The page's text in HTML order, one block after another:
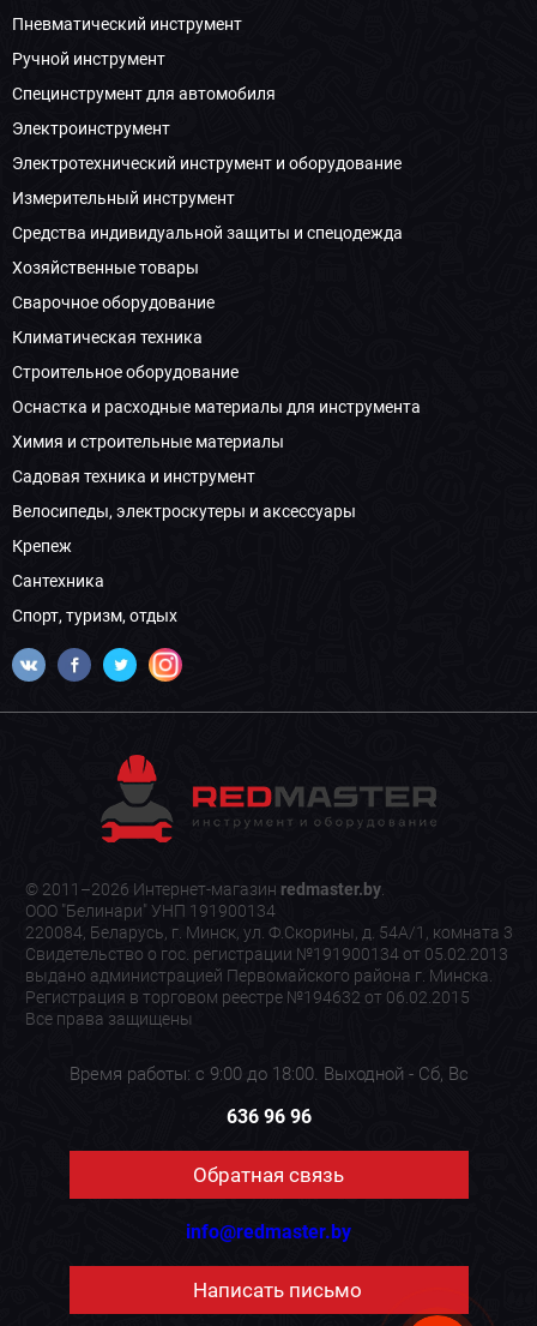
Пневматический инструмент
Ручной инструмент
Специнструмент для автомобиля
Электроинструмент
Электротехнический инструмент и оборудование
Измерительный инструмент
Средства индивидуальной защиты и спецодежда
Хозяйственные товары
Сварочное оборудование
Климатическая техника
Строительное оборудование
Оснастка и расходные материалы для инструмента
Химия и строительные материалы
Садовая техника и инструмент
Велосипеды, электроскутеры и аксессуары
Крепеж
Сантехника
Спорт, туризм, отдых
© 2011–2026 Интернет-магазин redmaster.by.
ООО "Белинари" УНП 191900134
220084, Беларусь, г. Минск, ул. Ф.Скорины, д. 54А/1, комната 3
Свидетельство о гос. регистрации №191900134 от 05.02.2013
выдано администрацией Первомайского района г. Минска.
Регистрация в торговом реестре №194632 от 06.02.2015
Все права защищены
Время работы: с 9:00 до 18:00. Выходной - Сб, Вс
636 96 96
Обратная связь
info@redmaster.by
Написать письмо